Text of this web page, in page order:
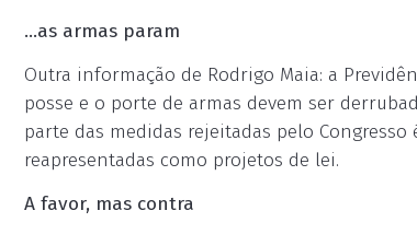
...as armas param
Outra informação de Rodrigo Maia: a
posse e o porte de armas devem ser
parte das medidas rejeitadas pelo
reapresentadas como projetos de lei.
A favor, mas contra